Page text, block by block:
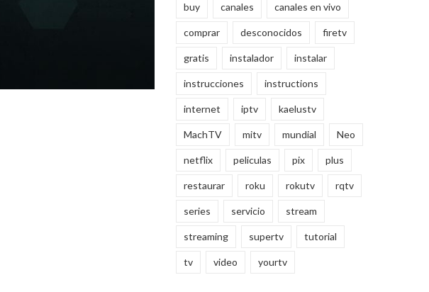
buy canales canales en vivo
comprar desconocidos firetv
gratis instalador instalar
instrucciones instructions
internet iptv kaelustv
MachTV mitv mundial Neo
netflix peliculas pix plus
restaurar roku rokutv rqtv
series servicio stream
streaming supertv tutorial
tv video yourtv